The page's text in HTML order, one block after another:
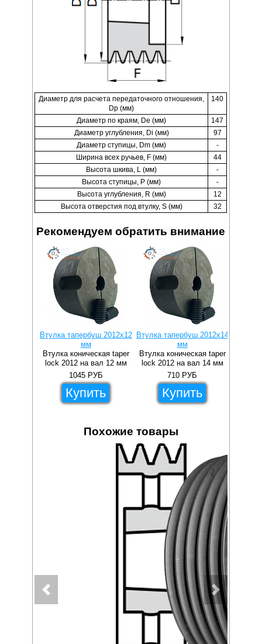
Диаметр для расчета передаточного отношения,
Dp (мм)
140
Диаметр по краям, De (мм)
147
Диаметр углубления, Di (мм)
97
Диаметр ступицы, Dm (мм)
-
Ширина всех ручьев, F (мм)
44
Высота шкива, L (мм)
-
Высота ступицы, P (мм)
-
Высота углубления, R (мм)
12
Высота отверстия под втулку, S (мм)
32
Рекомендуем обратить внимание
Втулка тапербуш 2012x12
мм
Втулка коническая taper
lock 2012 на вал 12 мм
1045 РУБ
Купить
Втулка тапербуш 2012x14
мм
Втулка коническая taper
lock 2012 на вал 14 мм
710 РУБ
Купить
Похожие товары